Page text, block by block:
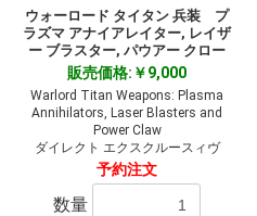
ウォーロード タイタン 兵装 プ
ラズマ アナイアレイター, レイザ
ー ブラスター, パウアー クロー
販売価格:￥9,000
Warlord Titan Weapons: Plasma
Annihilators, Laser Blasters and
Power Claw
ダイレクト エクスクルースィヴ
予約注文
数量